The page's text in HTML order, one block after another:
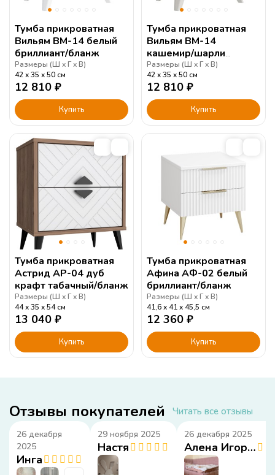
Тумба прикроватная
Вильям ВМ-14 белый
бриллиант/бланж
Размеры (Ш Г В)
42
35 50 см
12 810 ₽
Купить
Тумба прикроватная
Вильям ВМ-14
кашемир/шарли
керамика
Размеры (Ш Г В)
42
35 50 см
12 810 ₽
Купить
Тумба прикроватная
Астрид АР-04 дуб
крафт табачный/бланж
Размеры (Ш Г В)
44
35 54 см
13 040 ₽
Купить
Тумба прикроватная
Афина АФ-02 белый
бриллиант/бланж
Размеры (Ш Г В)
41,6
41 45,5 см
12 360 ₽
Купить
Отзывы покупателей Читать все отзывы
26 декабря
2025
Инга
29 ноября 2025
Настя
26 декабря 2025
Алена Игоревна